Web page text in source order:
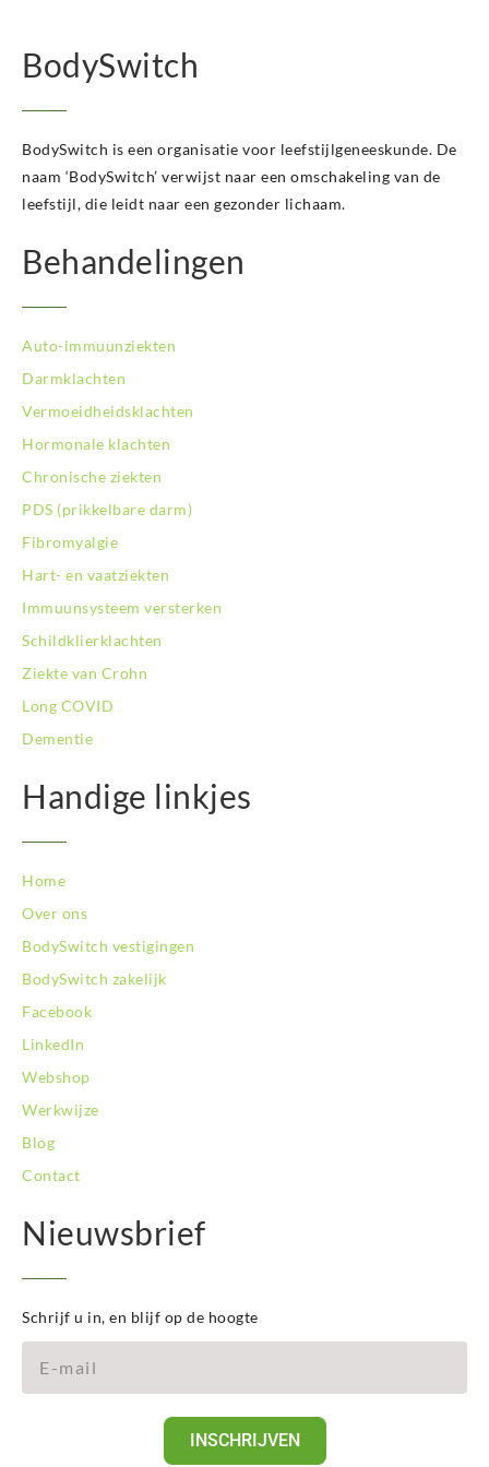
BodySwitch Hoofddorp
BodySwitch Kerkrade
BodySwitch Krimpenerwaard
BodySwitch Leeuwarden
BodySwitch Lelystad
BodySwitch Maastricht
BodySwitch Nieuwegein
BodySwitch Oss
BodySwitch Purmerend
BodySwitch Roosendaal
BodySwitch Rotterdam-Oost
BodySwitch Schiedam
BodySwitch Son en Breugel
BodySwitch Tilburg
BodySwitch Utrecht
BodySwitch Veluwe
BodySwitch Venlo
BodySwitch Westland
BodySwitch Zaandam
BodySwitch Zuid-Kennemerland
BodySwitch Zuid-Limburg
BodySwitch Zwolle
BodySwitch
BodySwitch is een organisatie voor leefstijlgeneeskunde. De
naam ‘BodySwitch’ verwijst naar een omschakeling van de
leefstijl, die leidt naar een gezonder lichaam.
Behandelingen
Auto-immuunziekten
Darmklachten
Vermoeidheidsklachten
Hormonale klachten
Chronische ziekten
PDS (prikkelbare darm)
Fibromyalgie
Hart- en vaatziekten
Immuunsysteem versterken
Schildklierklachten
Ziekte van Crohn
Long COVID
Dementie
Handige linkjes
Home
Over ons
BodySwitch vestigingen
BodySwitch zakelijk
Facebook
LinkedIn
Webshop
Werkwijze
Blog
Contact
Nieuwsbrief
Schrijf u in, en blijf op de hoogte
INSCHRIJVEN